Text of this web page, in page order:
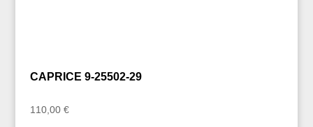
CAPRICE 9-25502-29
110,00 €